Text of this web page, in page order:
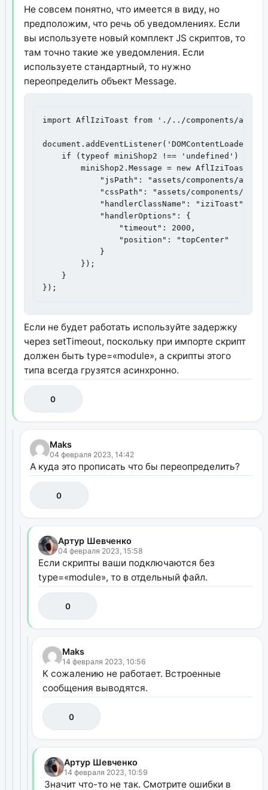
Не совсем понятно, что имеется в виду, но
предположим, что речь об уведомлениях. Если
вы используете новый комплект JS скриптов, то
там точно такие же уведомления. Если
используете стандартный, то нужно
переопределить объект Message.
import AflIziToast from './../components/
document.addEventListener('DOMContentLoaded',
    if (typeof miniShop2 !== 'undefined') {
        miniShop2.Message = new AflIziToast({
"jsPath": "assets/components/
"cssPath": "assets/components/
            "handlerClassName": "iziToast",
            "handlerOptions": {
                "timeout": 2000,
                "position": "topCenter"
            }
        });
    }
});
Если не будет работать используйте задержку
через setTimeout, поскольку при импорте скрипт
должен быть type=«module», а скрипты этого
типа всегда грузятся асинхронно.
0
Maks
04 февраля 2023, 14:42
А куда это прописать что бы переопределить?
0
Артур Шевченко
04 февраля 2023, 15:58
Если скрипты ваши подключаются без
type=«module», то в отдельный файл.
0
Maks
14 февраля 2023, 10:56
К сожалению не работает. Встроенные
сообщения выводятся.
0
Артур Шевченко
14 февраля 2023, 10:59
Значит что-то не так. Смотрите ошибки в